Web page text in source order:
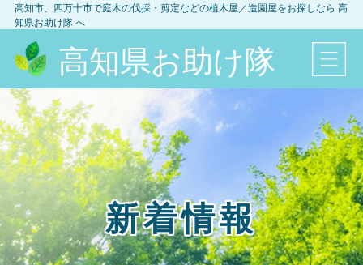
高知市、四万十市で庭木の伐採・剪定などの植木屋／造園屋をお探しなら 高
知県お助け隊へ
高知県お助け隊
新着情報